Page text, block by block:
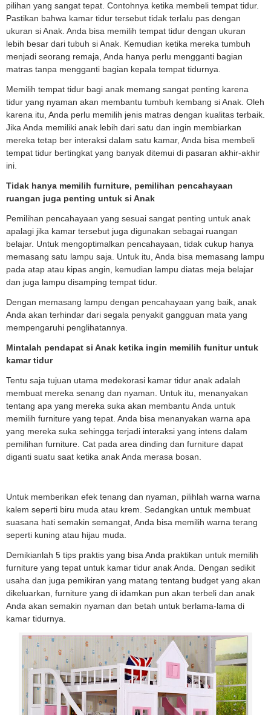
pilihan yang sangat tepat. Contohnya ketika membeli tempat tidur.
Pastikan bahwa kamar tidur tersebut tidak terlalu pas dengan
ukuran si Anak. Anda bisa memilih tempat tidur dengan ukuran
lebih besar dari tubuh si Anak. Kemudian ketika mereka tumbuh
menjadi seorang remaja, Anda hanya perlu mengganti bagian
matras tanpa mengganti bagian kepala tempat tidurnya.
Memilih tempat tidur bagi anak memang sangat penting karena
tidur yang nyaman akan membantu tumbuh kembang si Anak. Oleh
karena itu, Anda perlu memilih jenis matras dengan kualitas terbaik.
Jika Anda memiliki anak lebih dari satu dan ingin membiarkan
mereka tetap ber interaksi dalam satu kamar, Anda bisa membeli
tempat tidur bertingkat yang banyak ditemui di pasaran akhir-akhir
ini.
Tidak hanya memilih furniture, pemilihan pencahayaan
ruangan juga penting untuk si Anak
Pemilihan pencahayaan yang sesuai sangat penting untuk anak
apalagi jika kamar tersebut juga digunakan sebagai ruangan
belajar. Untuk mengoptimalkan pencahayaan, tidak cukup hanya
memasang satu lampu saja. Untuk itu, Anda bisa memasang lampu
pada atap atau kipas angin, kemudian lampu diatas meja belajar
dan juga lampu disamping tempat tidur.
Dengan memasang lampu dengan pencahayaan yang baik, anak
Anda akan terhindar dari segala penyakit gangguan mata yang
mempengaruhi penglihatannya.
Mintalah pendapat si Anak ketika ingin memilih funitur untuk
kamar tidur
Tentu saja tujuan utama medekorasi kamar tidur anak adalah
membuat mereka senang dan nyaman. Untuk itu, menanyakan
tentang apa yang mereka suka akan membantu Anda untuk
memilih furniture yang tepat. Anda bisa menanyakan warna apa
yang mereka suka sehingga terjadi interaksi yang intens dalam
pemilihan furniture. Cat pada area dinding dan furniture dapat
diganti suatu saat ketika anak Anda merasa bosan.
Untuk memberikan efek tenang dan nyaman, pilihlah warna warna
kalem seperti biru muda atau krem. Sedangkan untuk membuat
suasana hati semakin semangat, Anda bisa memilih warna terang
seperti kuning atau hijau muda.
Demikianlah 5 tips praktis yang bisa Anda praktikan untuk memilih
furniture yang tepat untuk kamar tidur anak Anda. Dengan sedikit
usaha dan juga pemikiran yang matang tentang budget yang akan
dikeluarkan, furniture yang di idamkan pun akan terbeli dan anak
Anda akan semakin nyaman dan betah untuk berlama-lama di
kamar tidurnya.